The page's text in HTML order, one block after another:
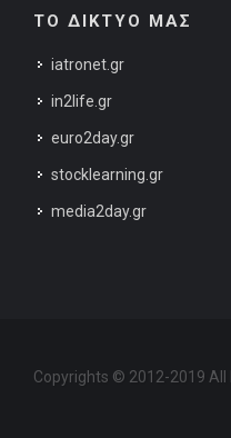
ΤΟ ΔΙΚΤΥΟ ΜΑΣ
iatronet.gr
in2life.gr
euro2day.gr
stocklearning.gr
media2day.gr
Copyrights © 2012-2019 All